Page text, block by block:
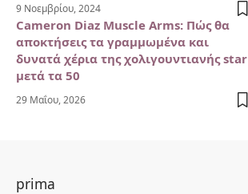
9 Νοεμβρίου, 2024
Cameron Diaz Muscle Arms: Πώς θα
αποκτήσεις τα γραμμωμένα και
δυνατά χέρια της χολιγουντιανής star
μετά τα 50
29 Μαΐου, 2026
prima